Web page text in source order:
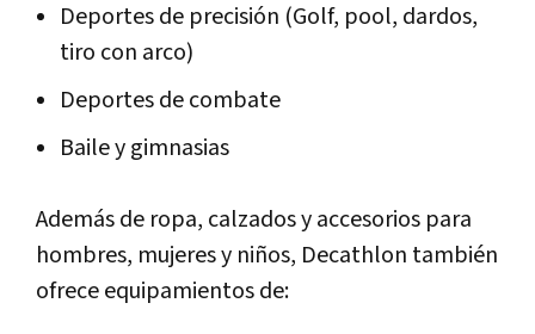
Deportes de precisión (Golf, pool, dardos,
tiro con arco)
Deportes de combate
Baile y gimnasias
Además de ropa, calzados y accesorios para
hombres, mujeres y niños, Decathlon también
ofrece equipamientos de: